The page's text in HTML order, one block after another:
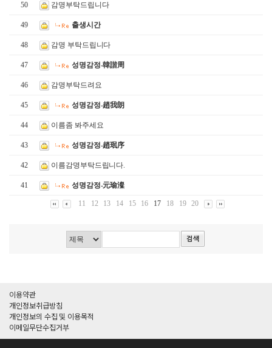
50 감명부탁드립니다
49 출생시간
48 감명 부탁드립니다
47 성명감정-韓諧周
46 감명부탁드려요
45 성명감정-趙我朗
44 이름좀 봐주세요
43 성명감정-趙珉序
42 이름감명부탁드립니다.
41 성명감정-元瑜澯
11 12 13 14 15 16 17 18 19 20
이용약관
개인정보취급방침
개인정보의 수집 및 이용목적
이메일무단수집거부